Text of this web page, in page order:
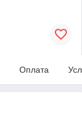
Оплата